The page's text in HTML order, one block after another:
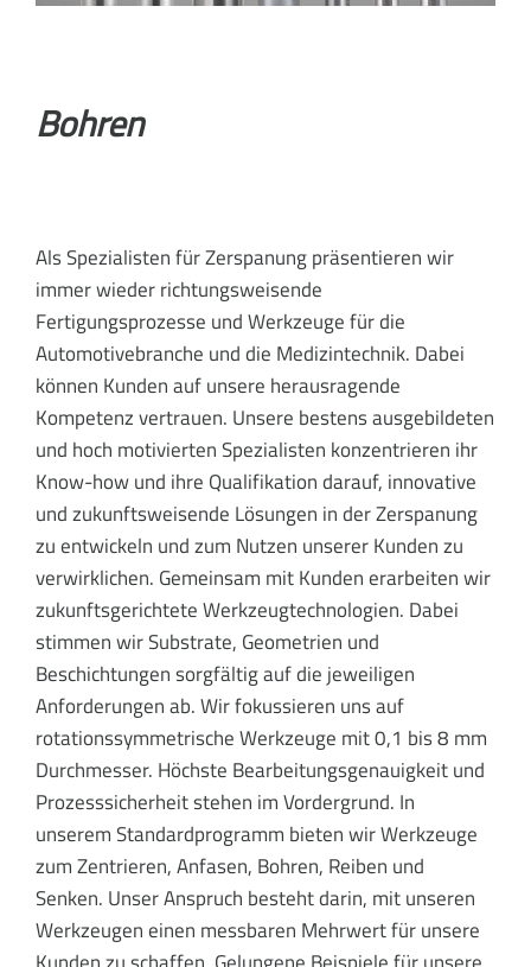
Bohren
Als Spezialisten für Zerspanung präsentieren wir
immer wieder richtungsweisende
Fertigungsprozesse und Werkzeuge für die
Automotivebranche und die Medizintechnik. Dabei
können Kunden auf unsere herausragende
Kompetenz vertrauen. Unsere bestens ausgebildeten
und hoch motivierten Spezialisten konzentrieren ihr
Know-how und ihre Qualifikation darauf, innovative
und zukunftsweisende Lösungen in der Zerspanung
zu entwickeln und zum Nutzen unserer Kunden zu
verwirklichen. Gemeinsam mit Kunden erarbeiten wir
zukunftsgerichtete Werkzeugtechnologien. Dabei
stimmen wir Substrate, Geometrien und
Beschichtungen sorgfältig auf die jeweiligen
Anforderungen ab. Wir fokussieren uns auf
rotationssymmetrische Werkzeuge mit 0,1 bis 8 mm
Durchmesser. Höchste Bearbeitungsgenauigkeit und
Prozesssicherheit stehen im Vordergrund. In
unserem Standardprogramm bieten wir Werkzeuge
zum Zentrieren, Anfasen, Bohren, Reiben und
Senken. Unser Anspruch besteht darin, mit unseren
Werkzeugen einen messbaren Mehrwert für unsere